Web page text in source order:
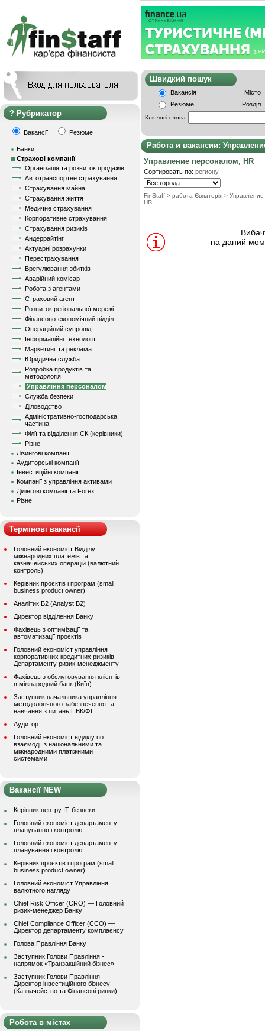
Рубрикатор
Вакансії Резюме
Банки
Страхові компанії
Організація та розвиток продажів
Автотранспортне страхування
Страхування майна
Страхування життя
Медичне страхування
Корпоративне страхування
Страхування ризиків
Андеррайтінг
Актуарні розрахунки
Перестрахування
Врегулювання збитків
Аварійний комісар
Робота з агентами
Страховий агент
Розвиток регіональної мережі
Фінансово-економічний відділ
Операційний супровід
Інформаційні технології
Маркетинг та реклама
Юридична служба
Розробка продуктів та
методологія
Управління персоналом
Служба безпеки
Діловодство
Адміністративно-господарська
частина
Філії та відділення СК (керівники)
Різне
Лізингові компанії
Аудиторські компанії
Інвестиційні компанії
Компанії з управління активами
Ділінгові компанії та Forex
Різне
Термінові вакансії
Головний економіст Відділу
міжнародних платежів та
казначейських операцій (валютний
контроль)
Керівник проєктів і програм (small
business product owner)
Аналітик Б2 (Analyst B2)
Директор відділення Банку
Фахівець з оптимізації та
автоматизації проєктів
Головний економіст управління
корпоративних кредитних ризиків
Департаменту ризик-менеджменту
Фахівець з обслуговування клієнтів
в міжнародний банк (Київ)
Заступник начальника управління
методологічного забезпечення та
навчання з питань ПВК/ФТ
Аудитор
Головний економіст відділу по
взаємодії з національними та
міжнародними платіжними
системами
Вакансії NEW
Керівник центру ІТ-безпеки
Головний економіст департаменту
планування і контролю
Головний економіст департаменту
планування і контролю
Керівник проєктів і програм (small
business product owner)
Головний економіст Управління
валютного нагляду
Chief Risk Officer (CRO) — Головний
ризик-менеджер Банку
Chief Compliance Officer (CCO) —
Директор департаменту комплаєнсу
Голова Правління Банку
Заступник Голови Правління -
напрямок «Транзакційний бізнес»
Заступник Голови Правління —
Директор інвестиційного бізнесу
(Казначейство та Фінансові ринки)
Робота в містах
Швидкий
Вакансія
Місто
Резюме
Розділ
Ключові слова
Работа и вакансии:
Управление персоналом, HR
Сортировать по: региону
FinStaff > работа Євпаторія >
HR
на даний